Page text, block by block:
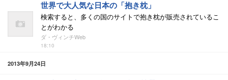
世界で大人気な日本の「抱き枕」
検索すると、多くの国のサイトで抱き枕が販売されているこ
とがわかる
ダ・ヴィンチWeb
18:10
2013年9月24日